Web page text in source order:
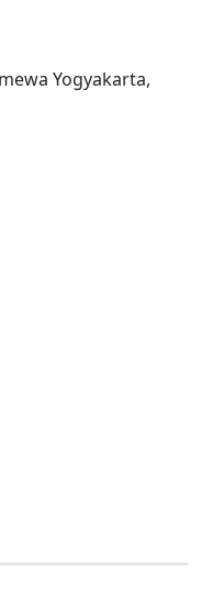
Yogyakarta,